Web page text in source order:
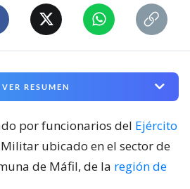
VER RESUMEN
por funcionarios del Ejército
ubicado en el sector de
de Máfil, de la región de